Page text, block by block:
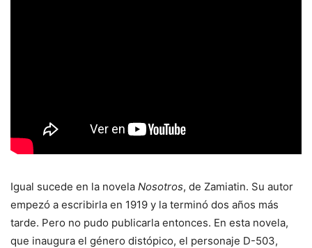
Igual sucede en la novela Nosotros, de Zamiatin. Su autor
empezó a escribirla en 1919 y la terminó dos años más
tarde. Pero no pudo publicarla entonces. En esta novela,
que inaugura el género distópico, el personaje D-503,